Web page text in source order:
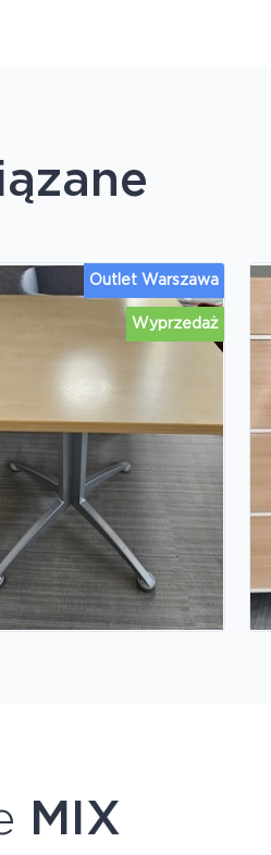
Wyprzedaż
Outlet Warszawa
MIX